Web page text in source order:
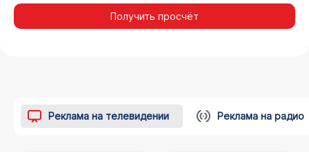
Получить просчёт
Реклама на телевидении Реклама на радио